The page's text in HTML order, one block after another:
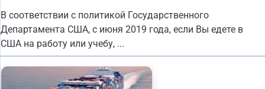
В соответствии с политикой Государственного
Департамента США, с июня 2019 года, если Вы едете в
США на работу или учебу, ...